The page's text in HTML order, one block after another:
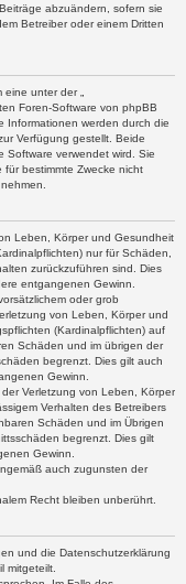
abzuändern, sofern sie
Betreiber oder einem Dritten
unter der „
Foren-Software von phpBB
Informationen werden durch die
Verfügung gestellt. Beide
Software verwendet wird. Sie
bestimmte Zwecke nicht
Leben, Körper und Gesundheit
nur für Schäden,
zurückzuführen sind. Dies
entgangenen Gewinn.
oder grob
von Leben, Körper und
(Kardinalpflichten) auf
Schäden und im übrigen der
begrenzt. Dies gilt auch
Gewinn.
Verletzung von Leben, Körper
Verhalten des Betreibers
Schäden und im Übrigen
begrenzt. Dies gilt
Gewinn.
auch zugunsten der
Recht bleiben unberührt.
und die Datenschutzerklärung
mitgeteilt.